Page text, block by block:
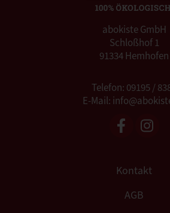
abokiste GmbH
Schloßhof 1
91334 Hemhofen
Telefon: 09195 /
E-Mail:
Kontakt
AGB